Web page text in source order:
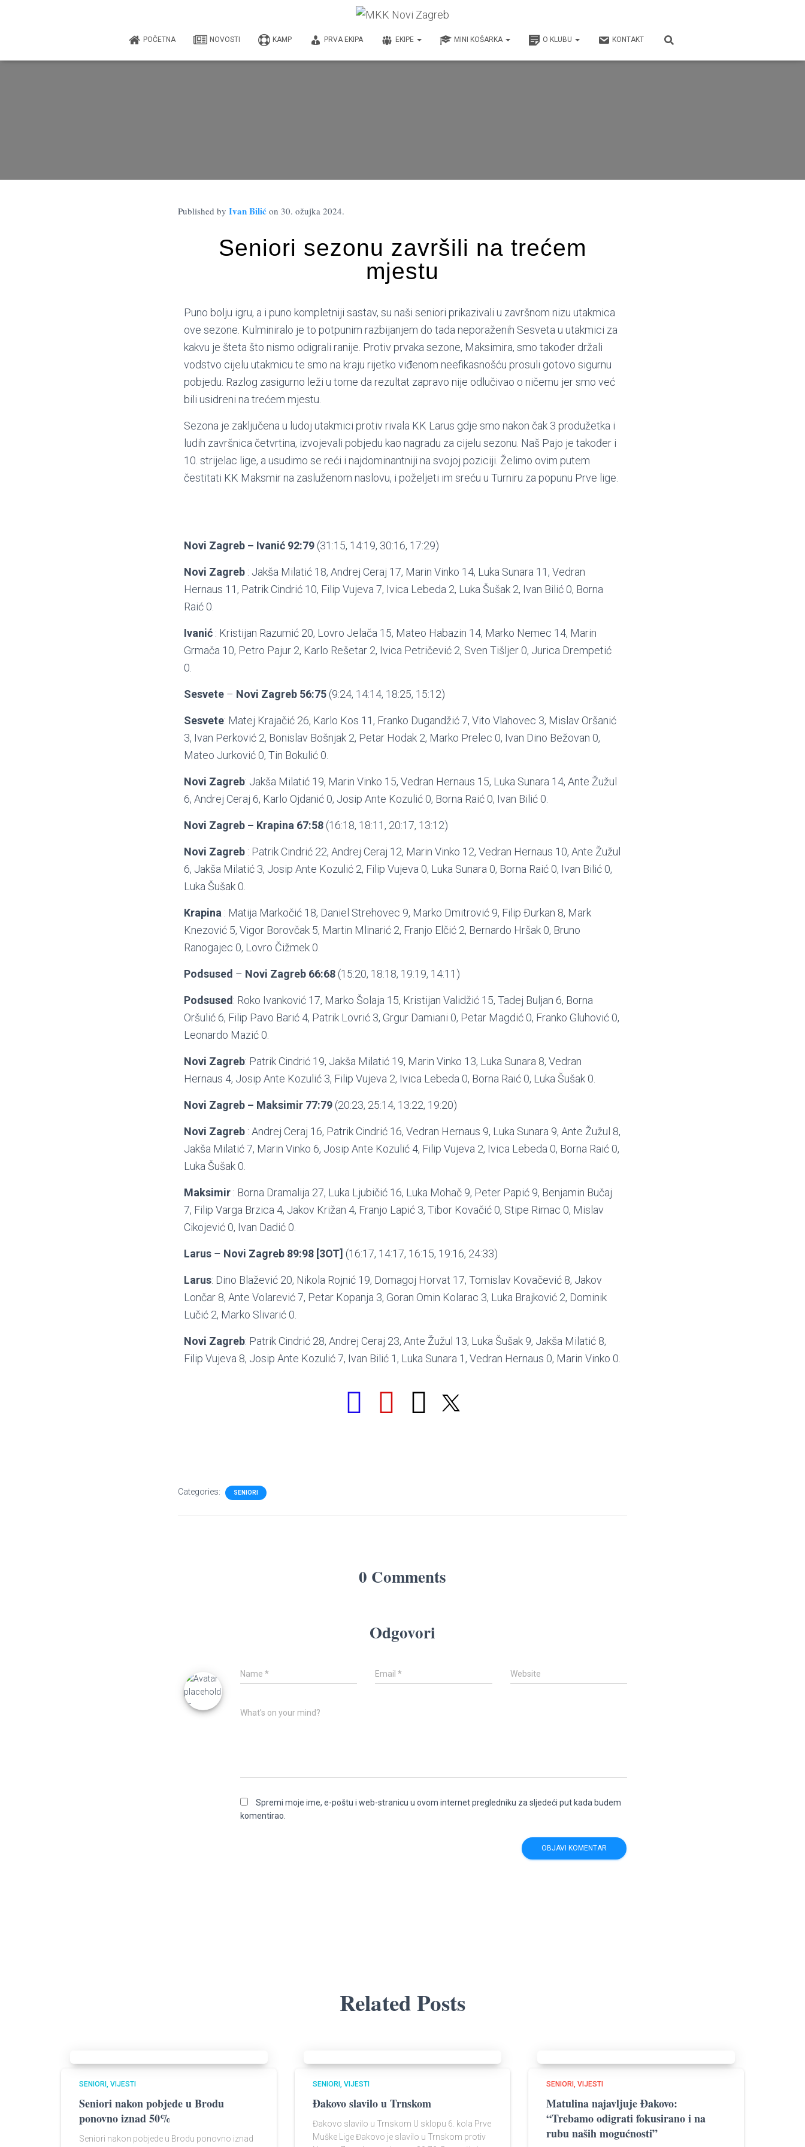
POČETNA NOVOSTI KAMP PRVA EKIPA EKIPE MINI KOŠARKA O KLUBU KONTAKT
Published by Ivan Bilić on 30. ožujka 2024.
Seniori sezonu završili na trećem
mjestu
Puno bolju igru, a i puno kompletniji sastav, su naši seniori prikazivali u završnom nizu utakmica
ove sezone. Kulminiralo je to potpunim razbijanjem do tada neporaženih Sesveta u utakmici za
kakvu je šteta što nismo odigrali ranije. Protiv prvaka sezone, Maksimira, smo također držali
vodstvo cijelu utakmicu te smo na kraju rijetko viđenom neefikasnošću prosuli gotovo sigurnu
pobjedu. Razlog zasigurno leži u tome da rezultat zapravo nije odlučivao o ničemu jer smo već
bili usidreni na trećem mjestu.
Sezona je zaključena u ludoj utakmici protiv rivala KK Larus gdje smo nakon čak 3 produžetka i
ludih završnica četvrtina, izvojevali pobjedu kao nagradu za cijelu sezonu. Naš Pajo je također i
10. strijelac lige, a usudimo se reći i najdominantniji na svojoj poziciji. Želimo ovim putem
čestitati KK Maksmir na zasluženom naslovu, i poželjeti im sreću u Turniru za popunu Prve lige.
Novi Zagreb – Ivanić 92:79 (31:15, 14:19, 30:16, 17:29)
Novi Zagreb : Jakša Milatić 18, Andrej Ceraj 17, Marin Vinko 14, Luka Sunara 11, Vedran
Hernaus 11, Patrik Cindrić 10, Filip Vujeva 7, Ivica Lebeda 2, Luka Šušak 2, Ivan Bilić 0, Borna
Raić 0.
Ivanić : Kristijan Razumić 20, Lovro Jelača 15, Mateo Habazin 14, Marko Nemec 14, Marin
Grmača 10, Petro Pajur 2, Karlo Rešetar 2, Ivica Petričević 2, Sven Tišljer 0, Jurica Drempetić
0.
Sesvete – Novi Zagreb 56:75 (9:24, 14:14, 18:25, 15:12)
Sesvete: Matej Krajačić 26, Karlo Kos 11, Franko Dugandžić 7, Vito Vlahovec 3, Mislav Oršanić
3, Ivan Perković 2, Bonislav Bošnjak 2, Petar Hodak 2, Marko Prelec 0, Ivan Dino Bežovan 0,
Mateo Jurković 0, Tin Bokulić 0.
Novi Zagreb: Jakša Milatić 19, Marin Vinko 15, Vedran Hernaus 15, Luka Sunara 14, Ante Žužul
6, Andrej Ceraj 6, Karlo Ojdanić 0, Josip Ante Kozulić 0, Borna Raić 0, Ivan Bilić 0.
Novi Zagreb – Krapina 67:58 (16:18, 18:11, 20:17, 13:12)
Novi Zagreb : Patrik Cindrić 22, Andrej Ceraj 12, Marin Vinko 12, Vedran Hernaus 10, Ante Žužul
6, Jakša Milatić 3, Josip Ante Kozulić 2, Filip Vujeva 0, Luka Sunara 0, Borna Raić 0, Ivan Bilić 0,
Luka Šušak 0.
Krapina : Matija Markočić 18, Daniel Strehovec 9, Marko Dmitrović 9, Filip Đurkan 8, Mark
Knezović 5, Vigor Borovčak 5, Martin Mlinarić 2, Franjo Elčić 2, Bernardo Hršak 0, Bruno
Ranogajec 0, Lovro Čižmek 0.
Podsused – Novi Zagreb 66:68 (15:20, 18:18, 19:19, 14:11)
Podsused : Roko Ivanković 17, Marko Šolaja 15, Kristijan Validžić 15, Tadej Buljan 6, Borna
Oršulić 6, Filip Pavo Barić 4, Patrik Lovrić 3, Grgur Damiani 0, Petar Magdić 0, Franko Gluhović 0,
Leonardo Mazić 0.
Novi Zagreb: Patrik Cindrić 19, Jakša Milatić 19, Marin Vinko 13, Luka Sunara 8, Vedran
Hernaus 4, Josip Ante Kozulić 3, Filip Vujeva 2, Ivica Lebeda 0, Borna Raić 0, Luka Šušak 0.
Novi Zagreb – Maksimir 77:79 (20:23, 25:14, 13:22, 19:20)
Novi Zagreb : Andrej Ceraj 16, Patrik Cindrić 16, Vedran Hernaus 9, Luka Sunara 9, Ante Žužul 8,
Jakša Milatić 7, Marin Vinko 6, Josip Ante Kozulić 4, Filip Vujeva 2, Ivica Lebeda 0, Borna Raić 0,
Luka Šušak 0.
Maksimir : Borna Dramalija 27, Luka Ljubičić 16, Luka Mohač 9, Peter Papić 9, Benjamin Bučaj
7, Filip Varga Brzica 4, Jakov Križan 4, Franjo Lapić 3, Tibor Kovačić 0, Stipe Rimac 0, Mislav
Cikojević 0, Ivan Dadić 0.
Larus – Novi Zagreb 89:98 [3OT] (16:17, 14:17, 16:15, 19:16, 24:33)
Larus: Dino Blažević 20, Nikola Rojnić 19, Domagoj Horvat 17, Tomislav Kovačević 8, Jakov
Lončar 8, Ante Volarević 7, Petar Kopanja 3, Goran Omin Kolarac 3, Luka Brajković 2, Dominik
Lučić 2, Marko Slivarić 0.
Novi Zagreb: Patrik Cindrić 28, Andrej Ceraj 23, Ante Žužul 13, Luka Šušak 9, Jakša Milatić 8,
Filip Vujeva 8, Josip Ante Kozulić 7, Ivan Bilić 1, Luka Sunara 1, Vedran Hernaus 0, Marin Vinko 0.
Categories: SENIORI
0 Comments
Odgovori
Name * Email* Website
What's on your mind?
Spremi moje ime, e-poštu i web-stranicu u ovom internet pregledniku za sljedeći put kada budem
komentirao.
Related Posts
SENIORI VIJESTI
Seniori nakon pobjede u Brodu
ponovno iznad 50%
Seniori nakon pobjede u Brodu ponovno iznad
SENIORI VIJESTI
Đakovo slavilo u Trnskom
Đakovo slavilo u Trnskom U sklopu 6. kola Prve
Muške Lige Đakovo je slavilo u Trnskom protiv
SENIORI VIJESTI
Matulina najavljuje Đakovo:
“Trebamo odigrati fokusirano i na
rubu naših mogućnosti”​